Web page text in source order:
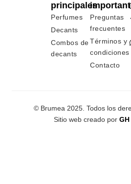
principales
Perfumes
Decants
Combos de
decants
Preguntas
frecuentes
Términos y
condiciones
Contacto
© Brumea 2025. Todos los
Sitio web creado por